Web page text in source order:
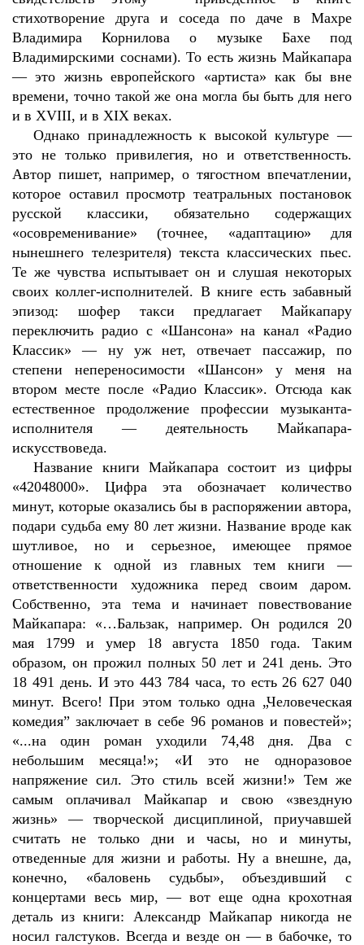
стихотворение друга и соседа по даче в Махре
Владимира Корнилова о музыке Бахе под
Владимирскими соснами). То есть жизнь Майкапара
— это жизнь европейского «артиста» как бы вне
времени, точно такой же она могла бы быть для него
и в XVIII, и в XIX веках.
Однако принадлежность к высокой культуре —
это не только привилегия, но и ответственность.
Автор пишет, например, о тягостном впечатлении,
которое оставил просмотр театральных постановок
русской классики, обязательно содержащих
«осовременивание» (точнее, «адаптацию» для
нынешнего телезрителя) текста классических пьес.
Те же чувства испытывает он и слушая некоторых
своих коллег-исполнителей. В книге есть забавный
эпизод: шофер такси предлагает Майкапару
переключить радио с «Шансона» на канал «Радио
Классик» — ну уж нет, отвечает пассажир, по
степени непереносимости «Шансон» у меня на
втором месте после «Радио Классик». Отсюда как
естественное продолжение профессии музыканта-
исполнителя — деятельность Майкапара-
искусствоведа.
Название книги Майкапара состоит из цифры
«42048000». Цифра эта обозначает количество
минут, которые оказались бы в распоряжении автора,
подари судьба ему 80 лет жизни. Название вроде как
шутливое, но и серьезное, имеющее прямое
отношение к одной из главных тем книги —
ответственности художника перед своим даром.
Собственно, эта тема и начинает повествование
Майкапара: «…Бальзак, например. Он родился 20
мая 1799 и умер 18 августа 1850 года. Таким
образом, он прожил полных 50 лет и 241 день. Это
18 491 день. И это 443 784 часа, то есть 26 627 040
минут. Всего! При этом только одна „Человеческая
комедия” заключает в себе 96 романов и повестей»;
«...на один роман уходили 74,48 дня. Два с
небольшим месяца!»; «И это не одноразовое
напряжение сил. Это стиль всей жизни!» Тем же
самым оплачивал Майкапар и свою «звездную
жизнь» — творческой дисциплиной, приучавшей
считать не только дни и часы, но и минуты,
отведенные для жизни и работы. Ну а внешне, да,
конечно, «баловень судьбы», объездивший с
концертами весь мир, — вот еще одна крохотная
деталь из книги: Александр Майкапар никогда не
носил галстуков. Всегда и везде он — в бабочке, то